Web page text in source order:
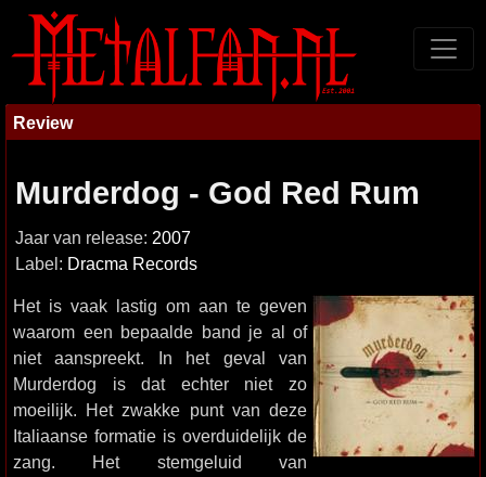
Review
Murderdog - God Red Rum
Jaar van release: 2007
Label: Dracma Records
Het is vaak lastig om aan te geven
waarom een bepaalde band je al of
niet aanspreekt. In het geval van
Murderdog is dat echter niet zo
moeilijk. Het zwakke punt van deze
Italiaanse formatie is overduidelijk de
zang. Het stemgeluid van